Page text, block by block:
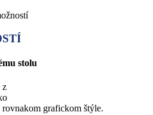
stolu
z
rovnakom grafickom štýle.